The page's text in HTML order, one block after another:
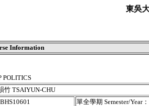
東吳
Information
POLITICS
竹 TSAIYUN-CHU
單全學期 Semester/Year